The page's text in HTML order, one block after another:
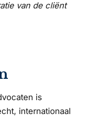
van de cliënt
is
internationaal